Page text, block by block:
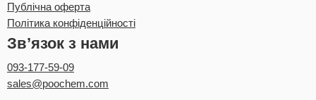
Публічна оферта
Політика конфіденційності
Зв’язок з нами
093-177-59-09
sales@poochem.com